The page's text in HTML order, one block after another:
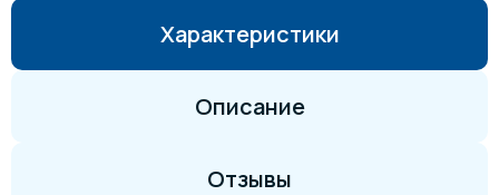
Характеристики
Описание
Отзывы